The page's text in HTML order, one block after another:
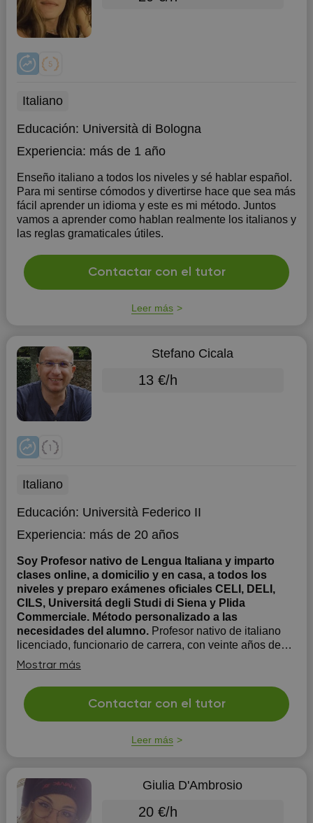
Italiano
Educación: Università di Bologna
Experiencia: más de 1 año
Enseño italiano a todos los niveles y sé hablar español.
Para mi sentirse cómodos y divertirse hace que sea más
fácil aprender un idioma y este es mi método. Juntos
vamos a aprender como hablan realmente los italianos y
las reglas gramaticales útiles.
Contactar con el tutor
Leer más
Stefano Cicala
13 €/h
Italiano
Educación: Università Federico II
Experiencia: más de 20 años
Soy Profesor nativo de Lengua Italiana y imparto
clases online, a domicilio y en casa, a todos los
niveles y preparo exámenes oficiales CELI, DELI,
CILS, Universitá degli Studi di Siena y Plida
Commerciale. Método personalizado a las
necesidades del alumno. Profesor nativo de italiano
licenciado, funcionario de carrera, con veinte años de
experiencia demostrable en escuelas públicas y con
100% de aprobados en exámenes oficiales. Imparto
clases a domicilio y en casa, clases online, a todos los
niveles y preparo exámenes oficiales ( CELI, DELI,
CILS, Uni...
Mostrar más
Contactar con el tutor
Leer más
Giulia D'Ambrosio
20 €/h